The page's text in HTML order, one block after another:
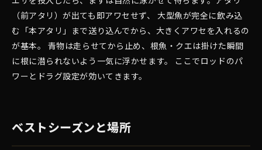
（前アタリ）が出ても即アワセせず、 大型魚が完全に飲み込
む「本アタリ」まで送り込んでから、大きくアワセを入れるの
が基本。 青物は走らせてから止め、根魚・クエは掛けた瞬間
に根に潜られないよう一気に浮かせます。 ここでロッドのパ
ワーとドラグ設定が効いてきます。
ベストシーズンと場所